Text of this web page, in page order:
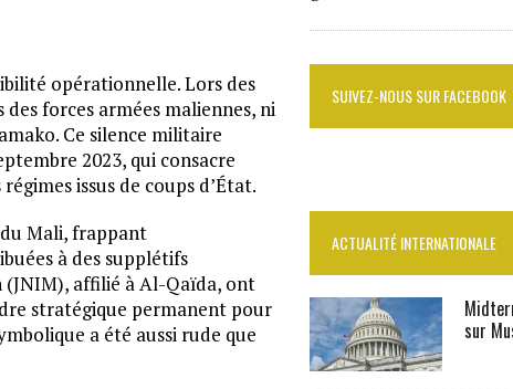
opérationnelle. Lors des
forces armées maliennes, ni
Ce silence militaire
2023, qui consacre
issus de coups d’État.
Mali, frappant
à des supplétifs
(JNIM), affilié à Al-Qaïda, ont
stratégique permanent pour
a été aussi rude que
SUIVEZ-NOUS SUR FACEBOOK
ACTUALITÉ INTERNATIONALE
sur